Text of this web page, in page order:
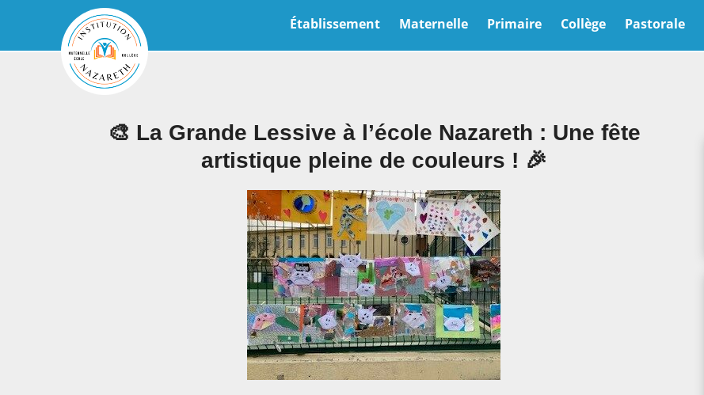
Établissement Maternelle Primaire Collège Pastorale
🎨 La Grande Lessive à l’école Nazareth : Une fête
artistique pleine de couleurs ! 🎉